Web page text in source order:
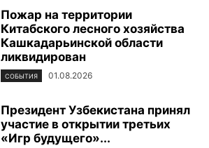
Пожар на территории
Китабского лесного хозяйства
Кашкадарьинской области
ликвидирован
СОБЫТИЯ 01.08.2026
Президент Узбекистана принял
участие в открытии третьих
«Игр будущего»...